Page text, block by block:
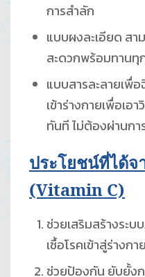
การสำลัก
แบบผงละเอียด สา
สะดวกพร้อมทานทุ
แบบสารละลายเพื่
เข้าร่างกายเพื่อเอ
ทันที ไม่ต้องผ่านกา
ประโยชน์ที่ได้จ
(Vitamin C)
ช่วยเสริมสร้างระ
เชื้อโรคเข้าสู่ร่างกาย
ช่วยป้องกัน ยับยั้งก